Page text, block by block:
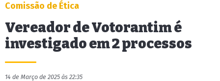
Comissão de Ética
Vereador de Votorantim é
investigado em 2 processos
14 de Março de 2025 às 22:35